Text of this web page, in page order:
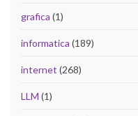
grafica (1)
informatica (189)
internet (268)
LLM (1)